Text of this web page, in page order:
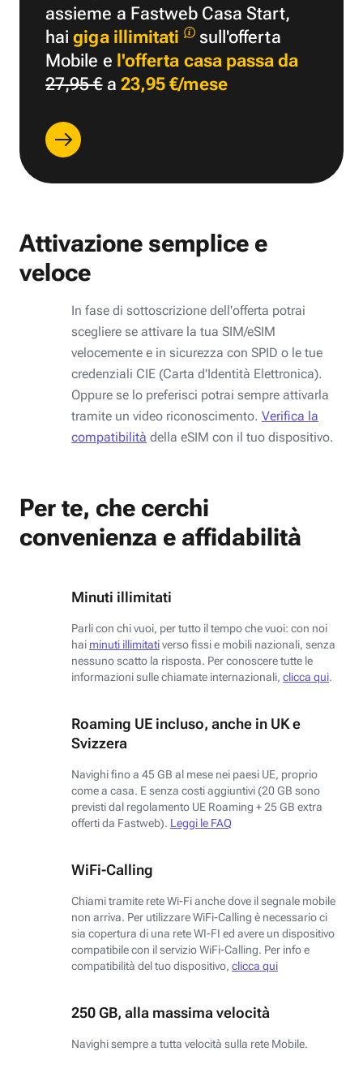
assieme a Fastweb Casa Start,
haigiga illimitati
sull'offerta
Mobile e l'offerta casa passa da
27,95 €a 23,95 €/mese
Attivazione semplice e
veloce
In fase di sottoscrizione dell'offerta potrai
scegliere se attivare la tua SIM/eSIM
velocemente e in sicurezza con SPID o le tue
credenziali CIE (Carta d'Identità Elettronica).
Oppure se lo preferisci potrai sempre attivarla
tramite un video riconoscimento. Verifica la
compatibilità della eSIM con il tuo dispositivo.
Per te, che cerchi
convenienza e affidabilità
Minuti illimitati
Parli con chi vuoi, per tutto il tempo che vuoi: con noi
hai minuti illimitativerso fissi e mobili nazionali, senza
nessuno scatto la risposta. Per conoscere tutte le
informazioni sulle chiamate internazionali, clicca qui.
Roaming UE incluso, anche in UK e
Svizzera
Navighi fino a 45 GB al mese nei paesi UE, proprio
come a casa. E senza costi aggiuntivi (20 GB sono
previsti dal regolamento UE Roaming + 25 GB extra
offerti da Fastweb). Leggi le FAQ
WiFi-Calling
Chiami tramite rete Wi-Fi anche dove il segnale mobile
non arriva. Per utilizzare WiFi-Calling è necessario ci
sia copertura di una rete WI-FI ed avere un dispositivo
compatibile con il servizio WiFi-Calling. Per info e
compatibilità del tuo dispositivo, clicca qui
250 GB, alla massima velocità
Navighi sempre a tutta velocità sulla rete Mobile.